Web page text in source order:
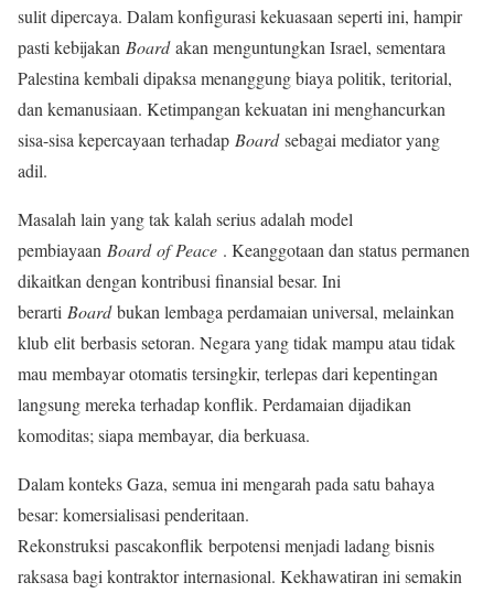
sulit dipercaya. Dalam konfigurasi kekuasaan seperti ini, hampir
pasti kebijakan Boardakan menguntungkan Israel, sementara
Palestina kembali dipaksa menanggung biaya politik, teritorial,
dan kemanusiaan. Ketimpangan kekuatan ini menghancurkan
sisa-sisa kepercayaan terhadap Boardsebagai mediator yang
adil.
Masalah lain yang tak kalah serius adalah model
pembiayaan Board of Peace . Keanggotaan dan status permanen
dikaitkan dengan kontribusi finansial besar. Ini
berarti Boardbukan lembaga perdamaian universal, melainkan
klub elit berbasis setoran. Negara yang tidak mampu atau tidak
mau membayar otomatis tersingkir, terlepas dari kepentingan
langsung mereka terhadap konflik. Perdamaian dijadikan
komoditas; siapa membayar, dia berkuasa.
Dalam konteks Gaza, semua ini mengarah pada satu bahaya
besar: komersialisasi penderitaan.
Rekonstruksi pascakonflik berpotensi menjadi ladang bisnis
raksasa bagi kontraktor internasional. Kekhawatiran ini semakin